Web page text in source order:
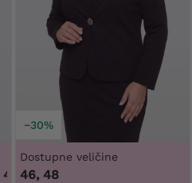
46, 48, 50, 52, 54, 56, 58, 60,
−30%
Dostupne veličine
46, 48